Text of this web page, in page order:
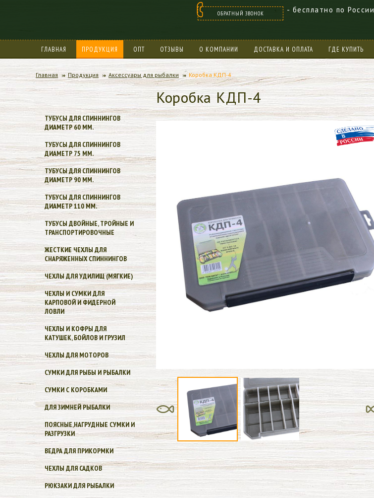
ОБРАТНЫЙ ЗВОНОК - бесплатно по России
ГЛАВНАЯ ПРОДУКЦИЯ ОПТ ОТЗЫВЫ О КОМПАНИИ ДОСТАВКА И ОПЛАТА ГДЕ КУПИТЬ
БОНУСНАЯ ПРОГРАММА
Главная Продукция Аксессуары для рыбалки Коробка КДП-4
ТУБУСЫ ДЛЯ СПИННИНГОВ
ДИАМЕТР 60 ММ.
ТУБУСЫ ДЛЯ СПИННИНГОВ
ДИАМЕТР 75 ММ.
ТУБУСЫ ДЛЯ СПИННИНГОВ
ДИАМЕТР 90 ММ.
ТУБУСЫ ДЛЯ СПИННИНГОВ
ДИАМЕТР 110 ММ.
ТУБУСЫ ДВОЙНЫЕ, ТРОЙНЫЕ И
ТРАНСПОРТИРОВОЧНЫЕ
ЖЕСТКИЕ ЧЕХЛЫ ДЛЯ
СНАРЯЖЕННЫХ СПИННИНГОВ
ЧЕХЛЫ ДЛЯ УДИЛИЩ (МЯГКИЕ)
ЧЕХЛЫ И СУМКИ ДЛЯ
КАРПОВОЙ И ФИДЕРНОЙ
ЛОВЛИ
ЧЕХЛЫ И КОФРЫ ДЛЯ
КАТУШЕК, БОЙЛОВ И ГРУЗИЛ
ЧЕХЛЫ ДЛЯ МОТОРОВ
СУМКИ ДЛЯ РЫБЫ И РЫБАЛКИ
СУМКИ С КОРОБКАМИ
ДЛЯ ЗИМНЕЙ РЫБАЛКИ
ПОЯСНЫЕ,НАГРУДНЫЕ СУМКИ И
РАЗГРУЗКИ
ВЕДРА ДЛЯ ПРИКОРМКИ
ЧЕХЛЫ ДЛЯ САДКОВ
РЮКЗАКИ ДЛЯ РЫБАЛКИ
Коробка КДП-4